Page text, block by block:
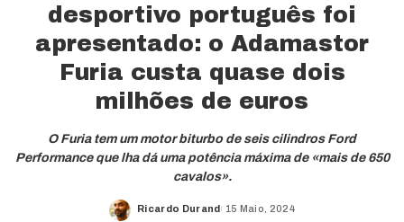
desportivo português foi
apresentado: o Adamastor
Furia custa quase dois
milhões de euros
O Furia tem um motor biturbo de seis cilindros Ford
Performance que lha dá uma potência máxima de «mais de 650
cavalos».
Posted
Ricardo Durand 15 Maio, 2024